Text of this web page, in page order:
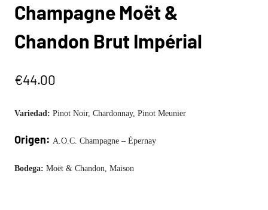
Champagne Moët &
Chandon Brut Impérial
€44.00
Variedad: Pinot Noir, Chardonnay, Pinot Meunier
Origen: A.O.C. Champagne – Épernay
Bodega: Moët & Chandon, Maison